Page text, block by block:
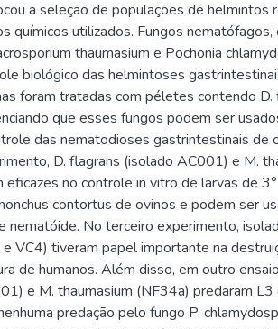
a seleção de populações de
químicos utilizados. Fungos
thaumasium e Pochonia
biológico das helmintoses
foram tratadas com péletes contendo D.
que esses fungos podem ser
das nematodioses gastrintestinais de
D. flagrans (isolado AC001) e M.
eficazes no controle in vitro de larvas de
contortus de ovinos e podem ser
nematóide. No terceiro experimento,
e VC4) tiveram papel importante na
de humanos. Além disso, em outro
e M. thaumasium (NF34a) predaram
predação pelo fungo P.